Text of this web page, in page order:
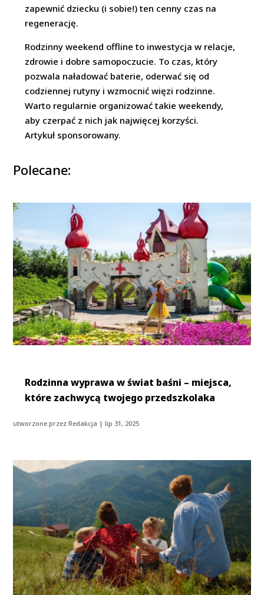
zapewnić dziecku (i sobie!) ten cenny czas na
regenerację.
Rodzinny weekend offline to inwestycja w relacje,
zdrowie i dobre samopoczucie. To czas, który
pozwala naładować baterie, oderwać się od
codziennej rutyny i wzmocnić więzi rodzinne.
Warto regularnie organizować takie weekendy,
aby czerpać z nich jak najwięcej korzyści.
Artykuł sponsorowany.
Polecane:
Rodzinna wyprawa w świat baśni – miejsca,
które zachwycą twojego przedszkolaka
utworzone przezRedakcja |lip 31, 2025